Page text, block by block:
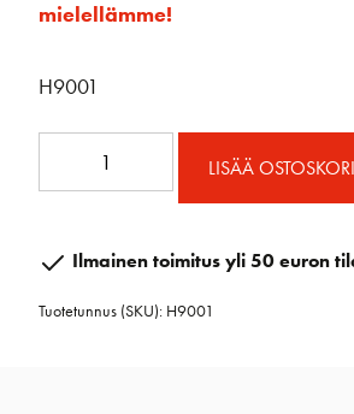
mielellämme!
H9001
mm
kehrällä
LISÄÄ
Ilmainen toimitus yli 50 euron
Tuotetunnus (SKU): H9001